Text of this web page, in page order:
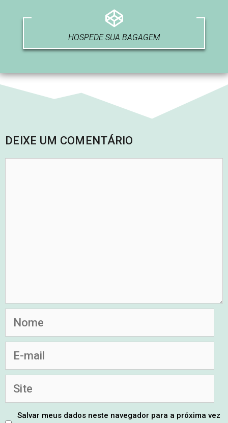
HOSPEDE SUA BAGAGEM
DEIXE UM COMENTÁRIO
Salvar meus dados neste navegador para a próxima vez